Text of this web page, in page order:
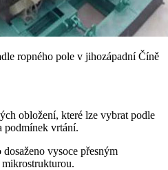
ropného pole v jihozápadní Číně
obložení, které lze vybrat podle
podmínek vrtání.
vysoce přesným